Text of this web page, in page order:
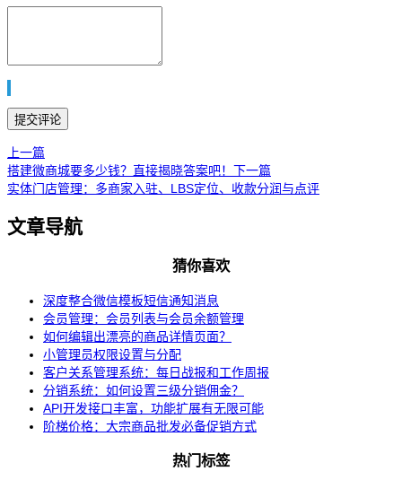
上一篇
搭建微商城要多少钱？直接揭晓答案吧！ 下一篇
实体门店管理：多商家入驻、LBS定位、收款分润与点评
文章导航
猜你喜欢
深度整合微信模板短信通知消息
会员管理：会员列表与会员余额管理
如何编辑出漂亮的商品详情页面？
小管理员权限设置与分配
客户关系管理系统：每日战报和工作周报
分销系统：如何设置三级分销佣金？
API开发接口丰富，功能扩展有无限可能
阶梯价格：大宗商品批发必备促销方式
热门标签